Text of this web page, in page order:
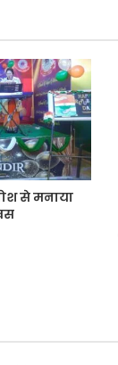
से मनाया